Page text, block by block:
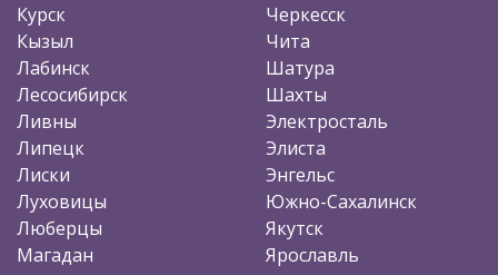
Курск
Кызыл
Лабинск
Лесосибирск
Ливны
Липецк
Лиски
Луховицы
Люберцы
Магадан
Черкесск
Чита
Шатура
Шахты
Электросталь
Элиста
Энгельс
Южно-Сахалинск
Якутск
Ярославль